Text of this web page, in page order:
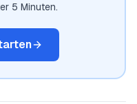
5 Minuten.